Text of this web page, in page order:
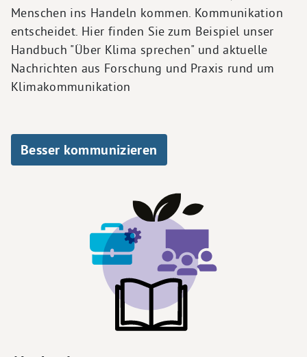
Menschen ins Handeln kommen. Kommunikation
entscheidet. Hier finden Sie zum Beispiel unser
Handbuch "Über Klima sprechen" und aktuelle
Nachrichten aus Forschung und Praxis rund um
Klimakommunikation
Besser kommunizieren